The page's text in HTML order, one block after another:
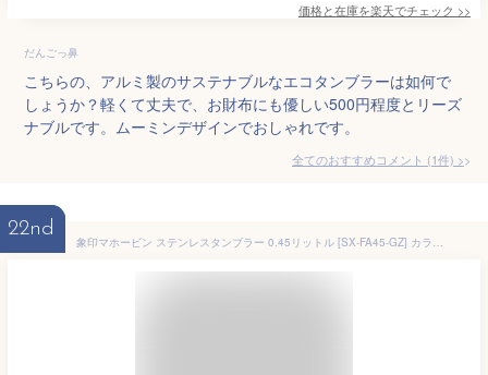
価格と在庫を楽天でチェック >>
だんごっ鼻
こちらの、アルミ製のサステナブルなエコタンブラーは如何で
しょうか？軽くて丈夫で、お財布にも優しい500円程度とリーズ
ナブルです。ムーミンデザインでおしゃれです。
全てのおすすめコメント (1件) >
22nd
象印マホービン ステンレスタンブラー 0.45リットル [SX-FA45-GZ] カラー：アッシュグリーン【送料無料※沖縄・離島は配送不可】ふた付き ストロー 洗いやすい 保温 保冷 おしゃれ かわいいマイボトル サステナブル SDGs ステンレス製魔法びん構造 ビール アイスコーヒー